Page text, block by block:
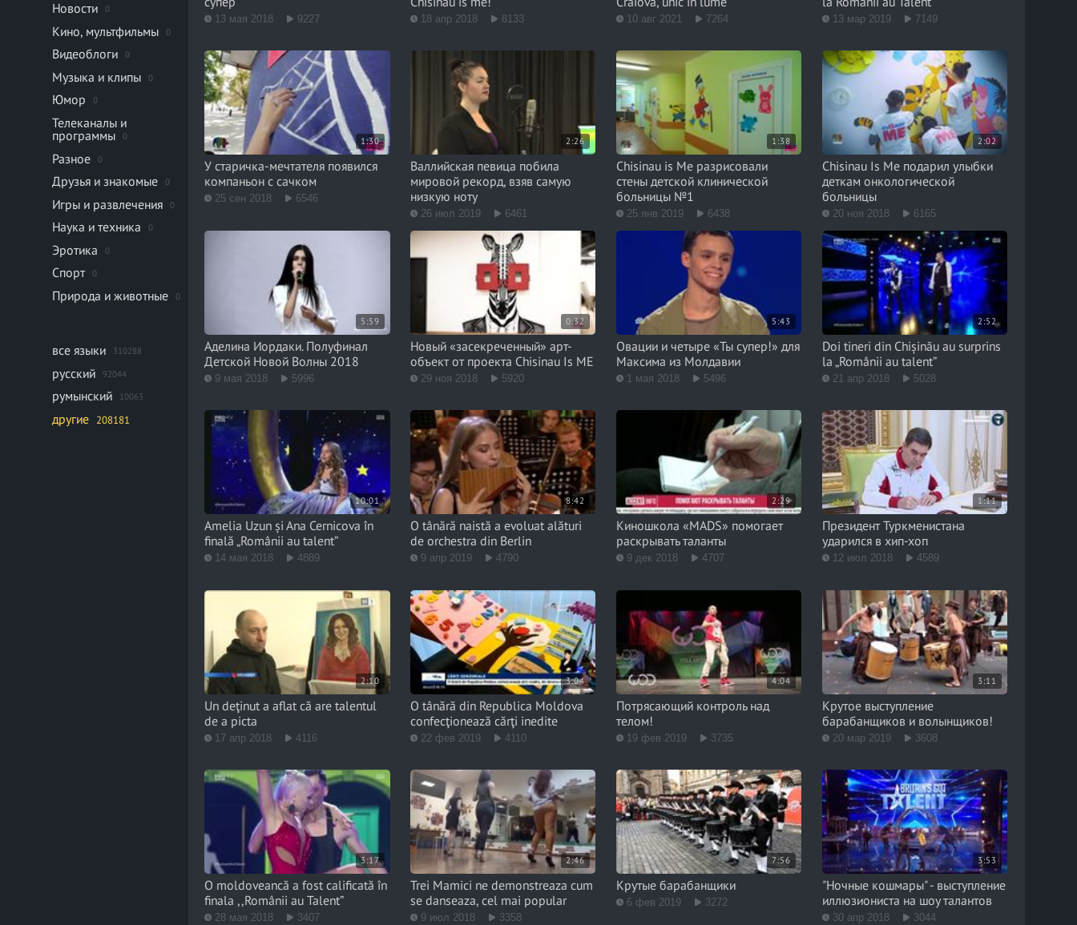
Новости 0
Кино, мультфильмы 0
Видеоблоги 0
Музыка и клипы 0
Юмор 0
Телеканалы и
программы
0
Разное 0
Друзья и знакомые 0
Игры и развлечения 0
Наука и техника 0
Эротика 0
Спорт 0
Природа и животные 0
все языки 310288
русский 92044
румынский 10063
другие 208181
13 мая 2018 9227 18 апр 2018 8133 10 авг 2021 7264 13 мар 2019 7149
1:30
У старичка-мечтателя появился
компаньон с сачком
25 сен 2018 6546
2:26
Валлийская певица побила
мировой рекорд, взяв самую
низкую ноту
26 июл 2019 6461
1:38
Chisinau is Me разрисовали
стены детской клинической
больницы №1
25 янв 2019 6438
2:02
Chisinau Is Me подарил улыбки
деткам онкологической
больницы
20 ноя 2018 6165
5:59
Аделина Иордаки. Полуфинал
Детской Новой Волны 2018
9 мая 2018 5996
0:32
Новый «засекреченный» арт-
объект от проекта Chisinau Is ME
29 ноя 2018 5920
5:43
Овации и четыре «Ты супер!» для
Максима из Молдавии
1 мая 2018 5496
2:52
Doi tineri din Chișinău au surprins
la „Românii au talent”
21 апр 2018 5028
10:01
Amelia Uzun și Ana Cernicova în
finală „Românii au talent”
14 мая 2018 4889
8:42
O tânără naistă a evoluat alături
de orchestra din Berlin
9 апр 2019 4790
2:29
Киношкола «MADS» помогает
раскрывать таланты
9 дек 2018 4707
1:11
Президент Туркменистана
ударился в хип-хоп
12 июл 2018 4589
2:10
Un deţinut a aflat că are talentul
de a picta
17 апр 2018 4116
3:04
O tânără din Republica Moldova
confecţionează cărţi inedite
22 фев 2019 4110
4:04
Потрясающий контроль над
телом!
19 фев 2019 3735
3:11
Крутое выступление
барабанщиков и волынщиков!
20 мар 2019 3608
3:17
O moldoveancă a fost calificată în
finala ,,Românii au Talent”
28 мая 2018 3407
2:46
Trei Mamici ne demonstreaza cum
se danseaza, cel mai popular
9 июл 2018 3358
7:56
Крутые барабанщики
6 фев 2019 3272
3:53
"Ночные кошмары" - выступление
иллюзиониста на шоу талантов
30 апр 2018 3044